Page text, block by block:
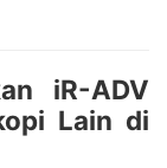
iR-ADV
Lain di